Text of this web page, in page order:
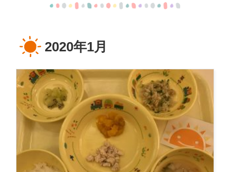
2020年1月